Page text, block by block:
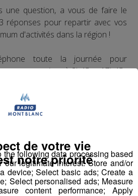
une question, a vous de faire le
réponses pour repartir avec vos
d'activités dans la région !
toute la journée pour
au sort par jour à 8h45 et 17h45.
vous offre vos entrées pour vous
choix pour
pour vousVerticalp Émosson,
:
following data processing based
our legitimate interest: Store and/or
device; Select basic ads; Create a
Select personalised ads; Measure
content performance; Apply
de votre vie
notre priorité